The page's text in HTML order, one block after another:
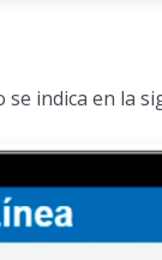
indica en la